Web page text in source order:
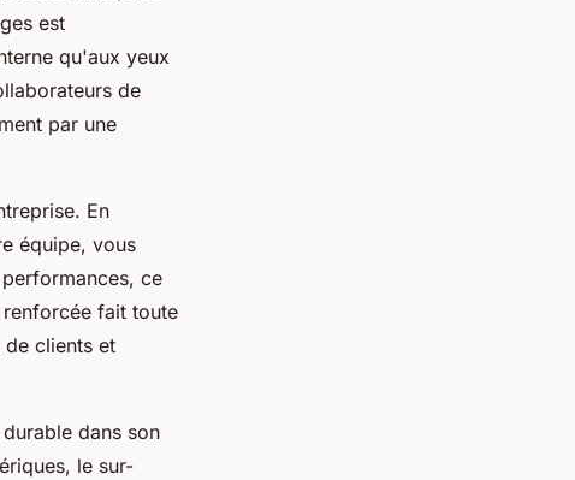
est
qu'aux yeux
de
par une
En
équipe, vous
ce
fait toute
de clients et
dans son
le sur-